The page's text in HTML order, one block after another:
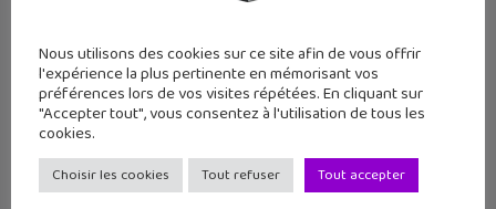
116
120 121 122 123 124 125 126
127 128 129 130 131 132
Nous utilisons des cookies sur ce site afin de vous offrir
l'expérience la plus pertinente en mémorisant vos
préférences lors de vos visites répétées. En cliquant sur
"Accepter tout", vous consentez à l'utilisation de tous les
cookies.
Choisir les cookies Tout refuser Tout accepter